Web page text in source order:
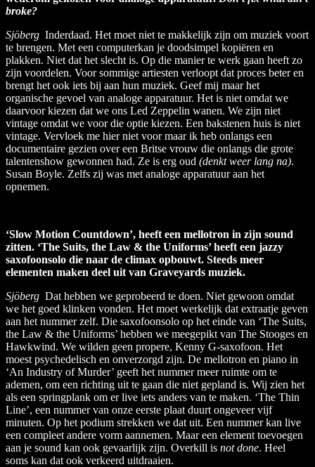
broke?
Sjöberg Inderdaad. Het moet niet te makkelijk zijn om muziek voort
te brengen. Met een computerkan je doodsimpel kopiëren en
plakken. Niet dat het slecht is. Op die manier te werk gaan heeft zo
zijn voordelen. Voor sommige artiesten verloopt dat proces beter en
brengt het ook iets bij aan hun muziek. Geef mij maar het
organische gevoel van analoge apparatuur. Het is niet omdat we
daarvoor kiezen dat we ons Led Zeppelin wanen. We zijn niet
vintage omdat we voor die optie kiezen. Een bakstenen huis is niet
vintage. Vervloek me hier niet voor maar ik heb onlangs een
documentaire gezien over een Britse vrouw die onlangs die grote
talentenshow gewonnen had. Ze is erg oud (denkt weer lang na).
Susan Boyle. Zelfs zij was met analoge apparatuur aan het
opnemen.
‘Slow Motion Countdown’, heeft een mellotron in zijn sound
zitten. ‘The Suits, the Law & the Uniforms’ heeft een jazzy
saxofoonsolo die naar de climax opbouwt. Steeds meer
elementen maken deel uit van Graveyards muziek.
Sjöberg Dat hebben we geprobeerd te doen. Niet gewoon omdat
we het goed klinken vonden. Het moet werkelijk dat extraatje geven
aan het nummer zelf. Die saxofoonsolo op het einde van ‘The Suits,
the Law & the Uniforms’ hebben we meegepikt van The Stooges en
Hawkwind. We wilden geen propere, Kenny G-saxofoon. Het
moest psychedelisch en onverzorgd zijn. De mellotron en piano in
‘An Industry of Murder’ geeft het nummer meer ruimte om te
ademen, om een richting uit te gaan die niet gepland is. Wij zien het
als een springplank om er live iets anders van te maken. ‘The Thin
Line’, een nummer van onze eerste plaat duurt ongeveer vijf
minuten. Op het podium strekken we dat uit. Een nummer kan live
een compleet andere vorm aannemen. Maar een element toevoegen
aan je sound kan ook gevaarlijk zijn. Overkill is not done. Heel
soms kan dat ook verkeerd uitdraaien.